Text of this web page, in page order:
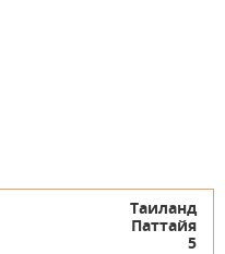
Таиланд
Паттайя
5